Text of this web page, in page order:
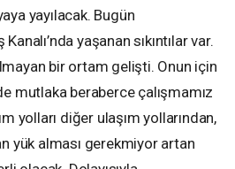
yayılacak. Bugün
Kanalı’nda yaşanan sıkıntılar var.
bir ortam gelişti. Onun için
mutlaka beraberce çalışmamız
yolları diğer ulaşım yollarından,
yük alması gerekmiyor artan